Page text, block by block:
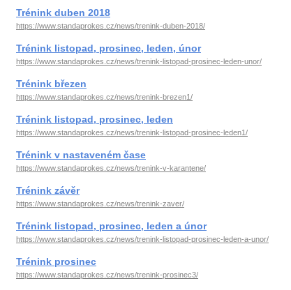
Trénink duben 2018
https://www.standaprokes.cz/news/trenink-duben-2018/
Trénink listopad, prosinec, leden, únor
https://www.standaprokes.cz/news/trenink-listopad-prosinec-leden-unor/
Trénink březen
https://www.standaprokes.cz/news/trenink-brezen1/
Trénink listopad, prosinec, leden
https://www.standaprokes.cz/news/trenink-listopad-prosinec-leden1/
Trénink v nastaveném čase
https://www.standaprokes.cz/news/trenink-v-karantene/
Trénink závěr
https://www.standaprokes.cz/news/trenink-zaver/
Trénink listopad, prosinec, leden a únor
https://www.standaprokes.cz/news/trenink-listopad-prosinec-leden-a-unor/
Trénink prosinec
https://www.standaprokes.cz/news/trenink-prosinec3/